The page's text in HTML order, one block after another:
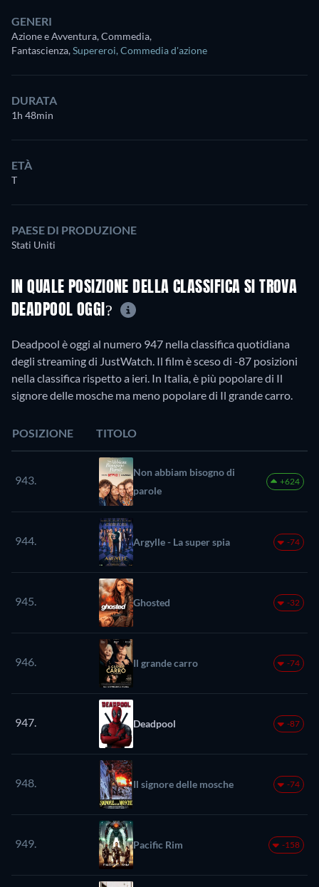
GENERI
Azione e Avventura, Commedia,
Fantascienza,Supereroi, Commedia d'azione
DURATA
1h 48min
ETÀ
T
PAESE DI PRODUZIONE
Stati Uniti
IN QUALE POSIZIONE DELLA CLASSIFICA SI TROVA
DEADPOOL OGGI?
Deadpool è oggi al numero 947 nella classifica quotidiana
degli streaming di JustWatch. Il film è sceso di -87 posizioni
nella classifica rispetto a ieri. In Italia, è più popolare di Il
signore delle mosche ma meno popolare di Il grande carro.
POSIZIONE TITOLO
943.
Non abbiam bisogno di
parole
+624
944. Argylle - La super spia -74
945. Ghosted -32
946. Il grande carro -74
947. Deadpool -87
948. Il signore delle mosche -74
949. Pacific Rim -158